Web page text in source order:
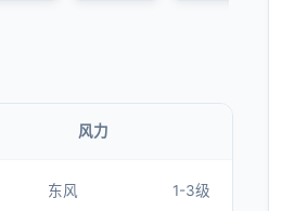
风力
东风 1-3级